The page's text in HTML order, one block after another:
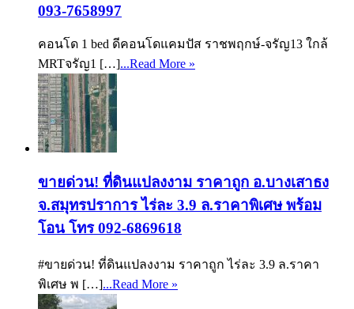
093-7658997
คอนโด 1 bed ดีคอนโดแคมปัส ราชพฤกษ์-จรัญ13 ใกล้
MRTจรัญ1 […]...Read More »
ขายด่วน! ที่ดินแปลงงาม ราคาถูก อ.บางเสาธง
จ.สมุทรปราการ ไร่ละ 3.9 ล.ราคาพิเศษ พร้อม
โอน โทร 092-6869618
#ขายด่วน! ที่ดินแปลงงาม ราคาถูก ไร่ละ 3.9 ล.ราคา
พิเศษ พ […]...Read More »